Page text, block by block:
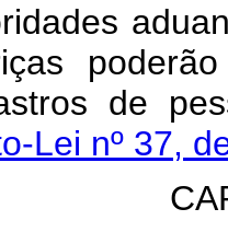
de
Lei nº 37,